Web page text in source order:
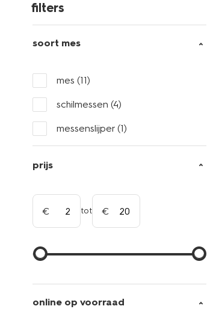
filters
soort mes
mes (11)
schilmessen (4)
messenslijper (1)
prijs
tot
online op voorraad